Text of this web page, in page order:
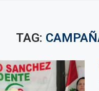
TAG: